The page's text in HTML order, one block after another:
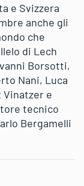
e Svizzera
anche gli
che
di Lech
Borsotti,
Nani, Luca
Vinatzer e
tecnico
Bergamelli